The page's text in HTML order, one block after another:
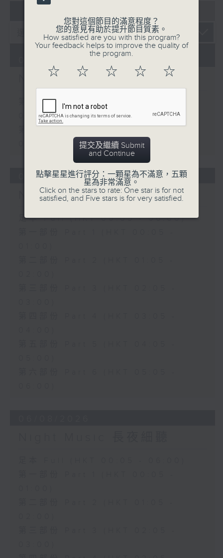
Night Music 長夜細聽
第一部份 Part 1 (HKT 00:05 -
01:00)
07/08/2026
Night Music 長夜細聽
足本 Full (HKT 00:05 - 06:00)
您對這個節目的滿意程度？
您的意見有助於提升節目質素。
How satisfied are you with this program?
Your feedback helps to improve the quality of
the program.
☆ ☆ ☆ ☆ ☆
提交及繼續 Submit
and Continue
點擊星星進行評分：一顆星為不滿意，五顆
星為非常滿意。
Click on the stars to rate: One star is for not
satisfied, and Five stars is for very satisfied.